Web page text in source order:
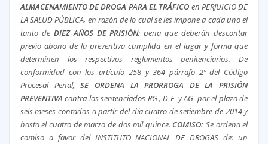
ALMACENAMIENTO DE DROGA PARA EL TRÁFICO en PERJUICIO DE
LA SALUD PÚBLICA, en razón de lo cual se les impone a cada uno el
tanto de DIEZ AÑOS DE PRISIÓN; pena que deberán descontar
previo abono de la preventiva cumplida en el lugar y forma que
determinen los respectivos reglamentos penitenciarios. De
conformidad con los artículo 258 y 364 párrafo 2º del Código
Procesal Penal,SE ORDENA LA PRORROGA DE LA PRISIÓN
PREVENTIVA contra los sentenciados RG , D F y AG por el plazo de
seis meses contados a partir del día cuatro de setiembre de 2014 y
hasta el cuatro de marzo de dos mil quince. COMISO: Se ordena el
comiso a favor del INSTITUTO NACIONAL DE DROGAS de: un